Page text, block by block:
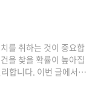
를 취하는 것이 중요합
을 찾을 확률이 높아집
합니다. 이번 글에서는
보세요! 🔽 잃어버린 물